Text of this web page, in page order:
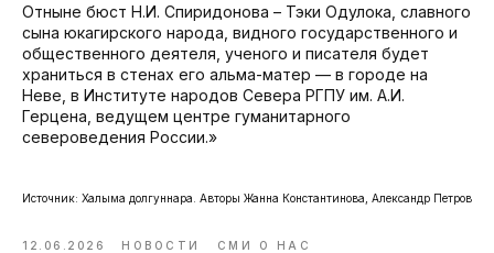
Отныне бюст Н.И. Спиридонова – Тэки Одулока, славного
сына юкагирского народа, видного государственного и
общественного деятеля, ученого и писателя будет
храниться в стенах его альма-матер — в городе на
Неве, в Институте народов Севера РГПУ им. А.И.
Герцена, ведущем центре гуманитарного
североведения России.»
Источник: Халыма долгуннара. Авторы Жанна Константинова, Александр Петров
12.06.2026 НОВОСТИ СМИ О НАС